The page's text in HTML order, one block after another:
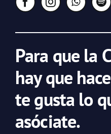
Para que la
hay que
te gusta lo
asóciate.